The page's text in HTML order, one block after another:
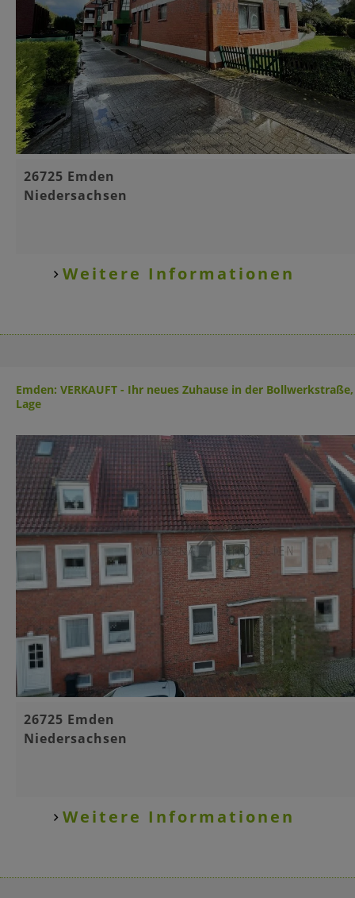
Basisinformationen
26725 Emden
Niedersachsen
Weitere Informationen
Emden: VERKAUFT - Ihr neues Zuhause in der
Lage
Basisinformationen
26725 Emden
Niedersachsen
Weitere Informationen